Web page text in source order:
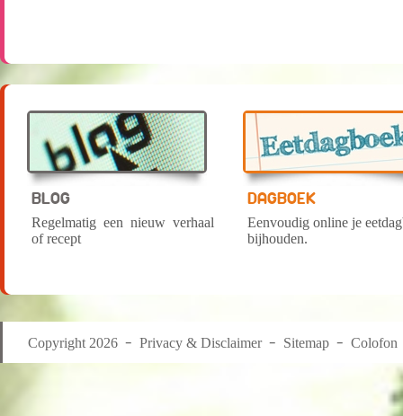
BLOG
Regelmatig een nieuw verhaal
of recept
DAGBOEK
Eenvoudig online je
bijhouden.
Copyright 2026 Privacy & Disclaimer Sitemap Colofon